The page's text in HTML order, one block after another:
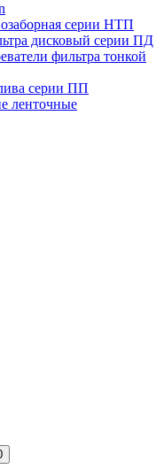
серии НТП
дисковый серии ПД
фильтра тонкой
серии ПП
ленточные